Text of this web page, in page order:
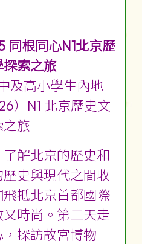
根同心N1北京歷
索之旅
及高小學生內地
）N1 北京歷史文
旅
解北京的歷史和
史與現代之間收
抵北京首都國際
時尚。第二天走
探訪故宮博物